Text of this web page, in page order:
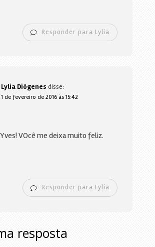
Responder para Lylia
Lylia Diógenes disse:
1 de fevereiro de 2016 às 15:42
VOcê me deixa muito feliz.
Responder para Lylia
resposta